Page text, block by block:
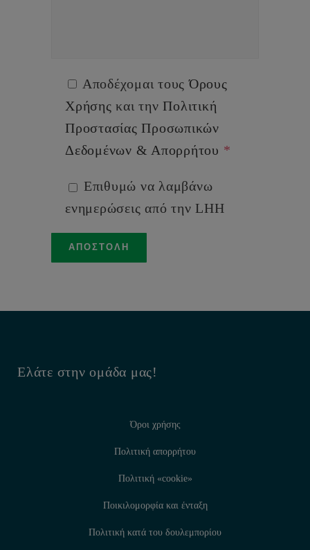
Αποδέχομαι τουςΌρους
Χρήσης και τηνΠολιτική
Προστασίας Προσωπικών
Δεδομένων & Απορρήτου *
Επιθυμώ να λαμβάνω
ενημερώσεις από την LHH
Ελάτε στην ομάδα μας!
Όροι χρήσης
Πολιτική απορρήτου
Πολιτική «cookie»
Ποικιλομορφία και ένταξη
Πολιτική κατά του δουλεμπορίου